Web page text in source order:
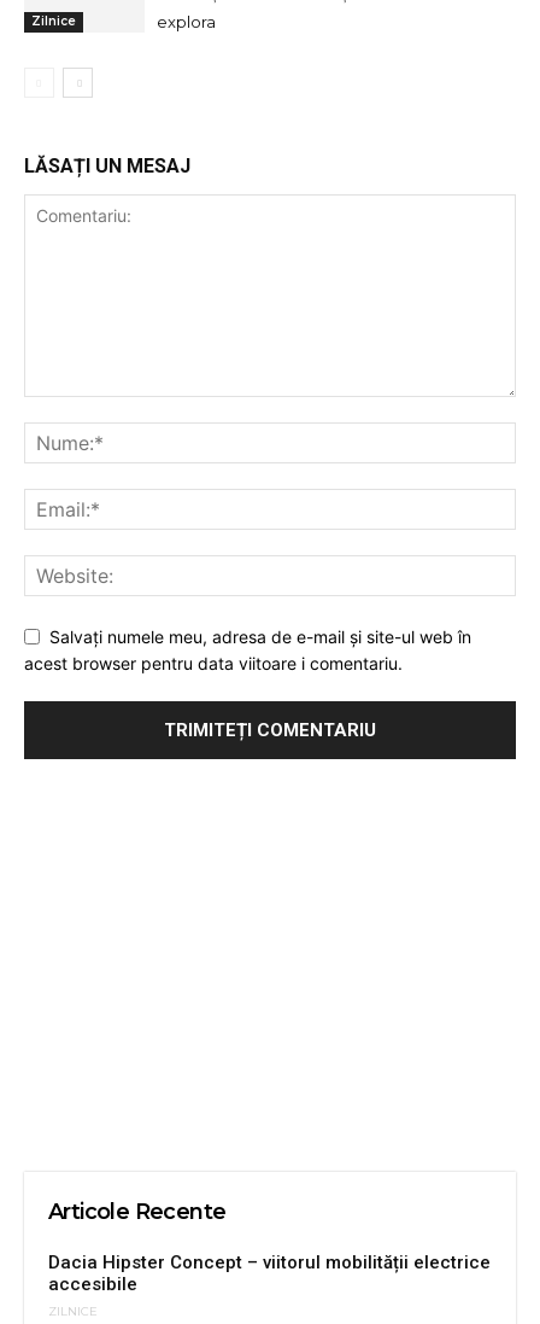
Zilnice
explora
LĂSAȚI UN MESAJ
Salvați numele meu, adresa de e-mail și site-ul web în
acest browser pentru data viitoare i comentariu.
Articole Recente
Dacia Hipster Concept – viitorul mobilității electrice
accesibile
ZILNICE